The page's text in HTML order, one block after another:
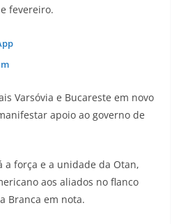
fevereiro.
Varsóvia e Bucareste em novo
apoio ao governo de
a força e a unidade da Otan,
aos aliados no flanco
Branca em nota.